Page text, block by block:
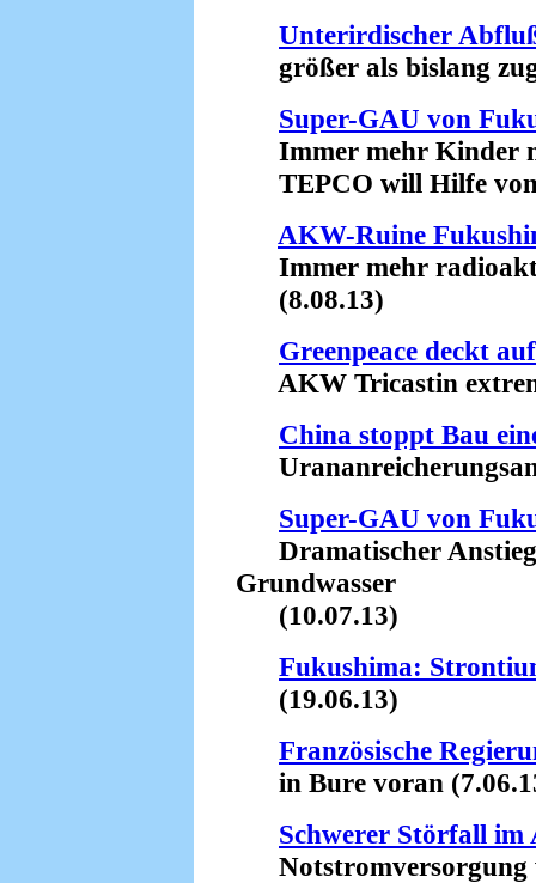
Unterirdischer
größer als bislang
Super-GAU von
Immer mehr Kinder
TEPCO will Hilfe von
AKW-Ruine
Immer mehr
(8.08.13)
Greenpeace deckt auf
AKW Tricastin
China stoppt Bau
Super-GAU von
Dramatischer
Grundwasser
(10.07.13)
Fukushima:
(19.06.13)
Französische
in Bure voran
Schwerer Störfall
Notstromversorgung